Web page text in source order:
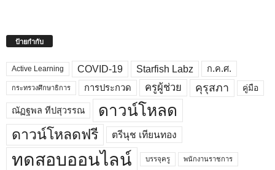
ป้ายกำกับ
Active Learning COVID-19 Starfish Labz ก.ค.ศ.
กระทรวงศึกษาธิการ การประกวด ครูผู้ช่วย คุรุสภา คู่มือ
ณัฏฐพล ทีปสุวรรณ ดาวน์โหลด
ดาวน์โหลดฟรี ตรีนุช เทียนทอง
ทดสอบออนไลน์ บรรจุครู พนักงานราชการ